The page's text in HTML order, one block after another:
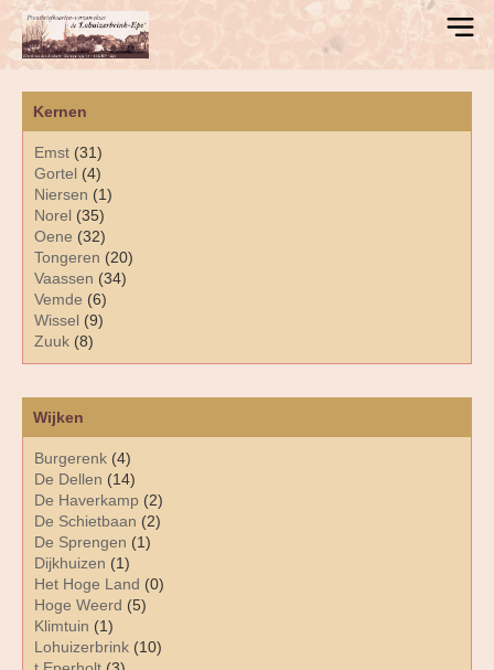
Kernen
Emst (31)
Gortel (4)
Niersen (1)
Norel (35)
Oene (32)
Tongeren (20)
Vaassen (34)
Vemde (6)
Wissel (9)
Zuuk (8)
Wijken
Burgerenk (4)
De Dellen (14)
De Haverkamp (2)
De Schietbaan (2)
De Sprengen (1)
Dijkhuizen (1)
Het Hoge Land (0)
Hoge Weerd (5)
Klimtuin (1)
Lohuizerbrink (10)